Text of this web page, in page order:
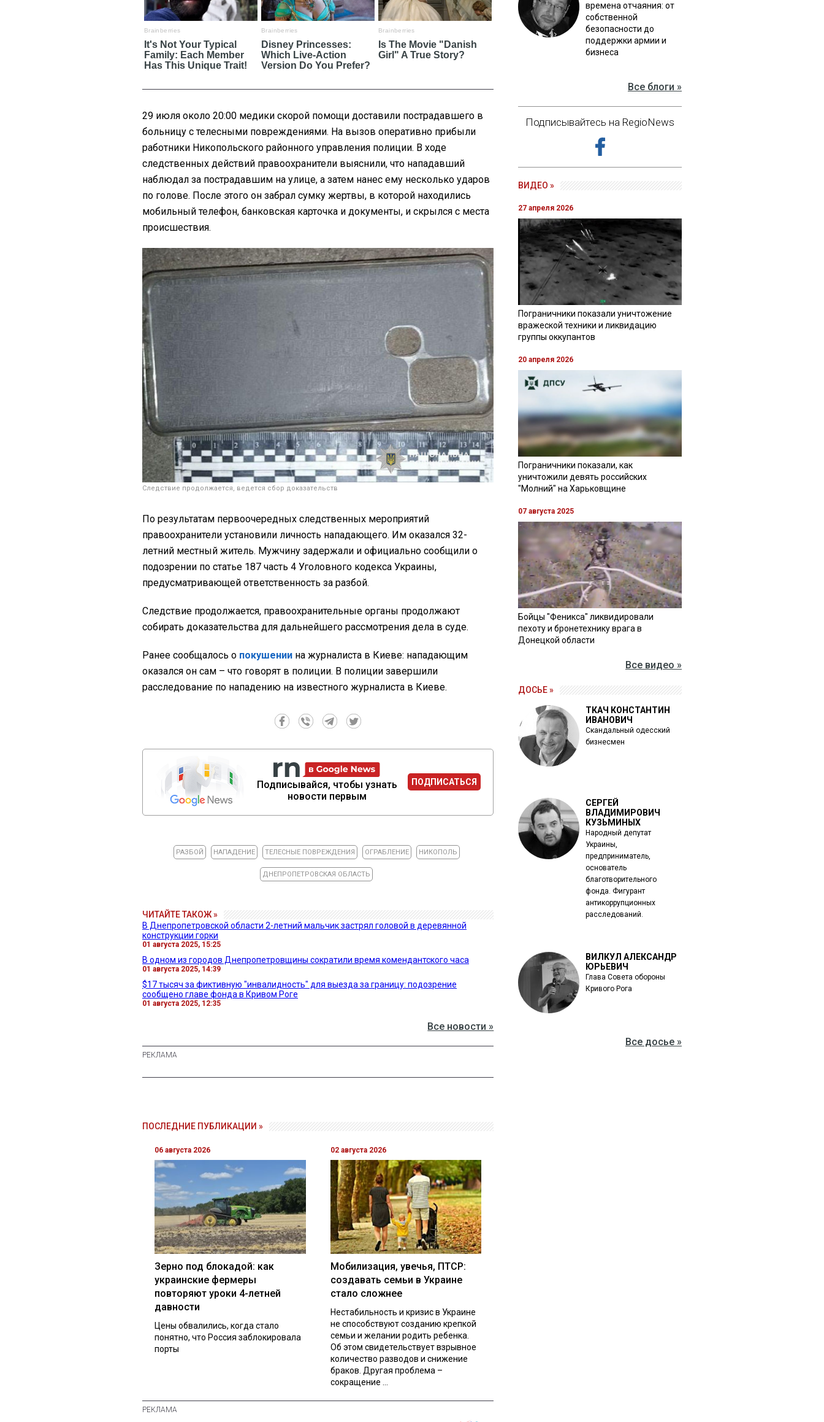
29 июля около 20:00 медики скорой помощи доставили пострадавшего в
больницу с телесными повреждениями. На вызов оперативно прибыли
работники Никопольского районного управления полиции. В ходе
следственных действий правоохранители выяснили, что нападавший
наблюдал за пострадавшим на улице, а затем нанес ему несколько ударов
по голове. После этого он забрал сумку жертвы, в которой находились
мобильный телефон, банковская карточка и документы, и скрылся с места
происшествия.
Следствие продолжается, ведется сбор доказательств
По результатам первоочередных следственных мероприятий
правоохранители установили личность нападающего. Им оказался 32-
летний местный житель. Мужчину задержали и официально сообщили о
подозрении по статье 187 часть 4 Уголовного кодекса Украины,
предусматривающей ответственность за разбой.
Следствие продолжается, правоохранительные органы продолжают
собирать доказательства для дальнейшего рассмотрения дела в суде.
Ранее сообщалось о покушении на журналиста в Киеве: нападающим
оказался он сам – что говорят в полиции. В полиции завершили
расследование по нападению на известного журналиста в Киеве.
Подписывайся, чтобы узнать
новости первым
ПОДПИСАТЬСЯ
РАЗБОЙ НАПАДЕНИЕ ТЕЛЕСНЫЕ ПОВРЕЖДЕНИЯ ОГРАБЛЕНИЕ НИКОПОЛЬ
ДНЕПРОПЕТРОВСКАЯ ОБЛАСТЬ
ЧИТАЙТЕ ТАКОЖ »
В Днепропетровской области 2-летний мальчик застрял головой в деревянной
конструкции горки
01 августа 2025, 15:25
В одном из городов Днепропетровщины сократили время комендантского часа
01 августа 2025, 14:39
$17 тысяч за фиктивную "инвалидность" для выезда за границу: подозрение
сообщено главе фонда в Кривом Роге
01 августа 2025, 12:35
Все новости »
ПОСЛЕДНИЕ ПУБЛИКАЦИИ »
06 августа 2026
Зерно под блокадой: как
украинские фермеры
повторяют уроки 4-летней
давности
Цены обвалились, когда стало
понятно, что Россия заблокировала
порты
02 августа 2026
Мобилизация, увечья, ПТСР:
создавать семьи в Украине
стало сложнее
Нестабильность и кризис в Украине
не способствуют созданию крепкой
семьи и желании родить ребенка.
Об этом свидетельствует взрывное
количество разводов и снижение
браков. Другая проблема –
сокращение ...
времена отчаяния: от
собственной
безопасности до
поддержки армии и
бизнеса
Все блоги »
Подписывайтесь на RegioNews
ВИДЕО »
27 апреля 2026
Пограничники показали уничтожение
вражеской техники и ликвидацию
группы оккупантов
20 апреля 2026
Пограничники показали, как
уничтожили девять российских
"Молний" на Харьковщине
07 августа 2025
Бойцы "Феникса" ликвидировали
пехоту и бронетехнику врага в
Донецкой области
Все видео »
ДОСЬЕ »
ТКАЧ КОНСТАНТИН
ИВАНОВИЧ
Скандальный одесский
бизнесмен
СЕРГЕЙ
ВЛАДИМИРОВИЧ
КУЗЬМИНЫХ
Народный депутат
Украины,
предприниматель,
основатель
благотворительного
фонда. Фигурант
антикоррупционных
расследований.
ВИЛКУЛ АЛЕКСАНДР
ЮРЬЕВИЧ
Глава Совета обороны
Кривого Рога
Все досье »